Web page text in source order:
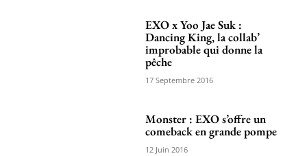
EXO x Yoo Jae Suk :
Dancing King, la collab’
improbable qui donne la
pêche
17 Septembre 2016
Monster : EXO s’offre un
comeback en grande pompe
12 Juin 2016